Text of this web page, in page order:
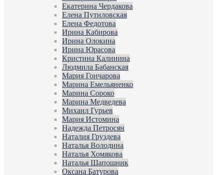
Екатерина Чердакова
Елена Путиловская
Елена Федотова
Ирина Кабирова
Ирина Олокина
Ирина Юрасова
Кристина Калинина
Людмила Бабанская
Мария Гончарова
Марина Емельяненко
Марина Сороко
Марина Медведева
Михаил Гурьев
Мария Истомина
Надежда Петросян
Наталия Груздева
Наталья Володина
Наталья Хомякова
Наталья Шапошник
Оксана Батурова